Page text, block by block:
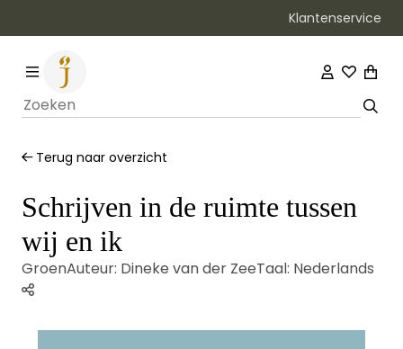
Klantenservice
Terug naar overzicht
Schrijven in de ruimte tussen
wij en ik
GroenAuteur: Dineke van der ZeeTaal: Nederlands